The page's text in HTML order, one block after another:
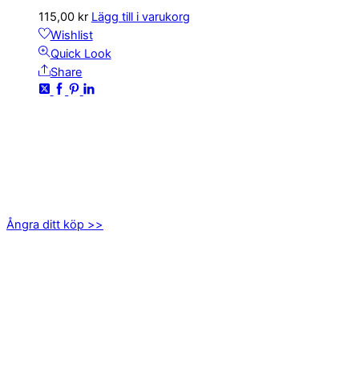
115,00 kr Lägg till i varukorg
Wishlist
Quick Look
Share
Ångra ditt köp >>